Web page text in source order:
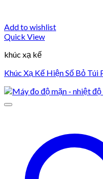
Add to wishlist
Quick View
khúc xạ kế
Khúc Xạ Kế Hiện Số Bỏ Túi